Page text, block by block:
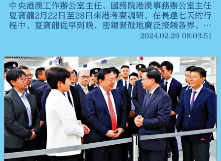
中央港澳工作辦公室主任、國務院港澳事務辦公室主任
夏寶龍2月22日至28日來港考察調研，在長達七天的行
程中，夏寶龍從早到晚，密鑼緊鼓地廣泛接觸各界、深
入社區探訪、細心聆聽民意、激勵團結發展，全方位展
振社會各界對未來發展的信心。
2024.02.29 08:03:51